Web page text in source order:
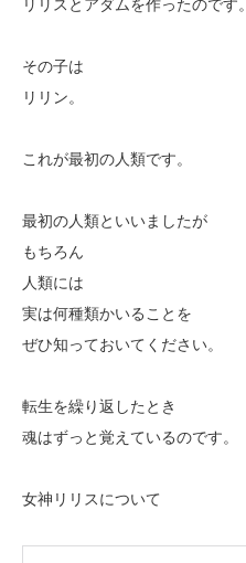
リリスとアダムを作ったのです。
その子は
リリン。
これが最初の人類です。
最初の人類といいましたが
もちろん
人類には
実は何種類かいることを
ぜひ知っておいてください。
転生を繰り返したとき
魂はずっと覚えているのです。
女神リリスについて